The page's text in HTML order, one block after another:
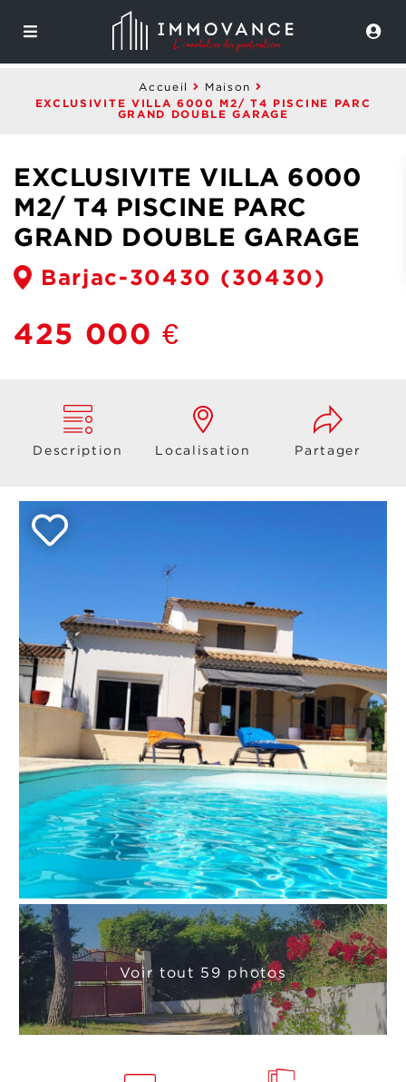
Accueil Maison
EXCLUSIVITE VILLA 6000 M2/ T4 PISCINE PARC
GRAND DOUBLE GARAGE
EXCLUSIVITE VILLA 6000
M2/ T4 PISCINE PARC
GRAND DOUBLE GARAGE
Barjac-30430 (30430)
425 000 €
Description Localisation Partager
Voir tout 59 photos